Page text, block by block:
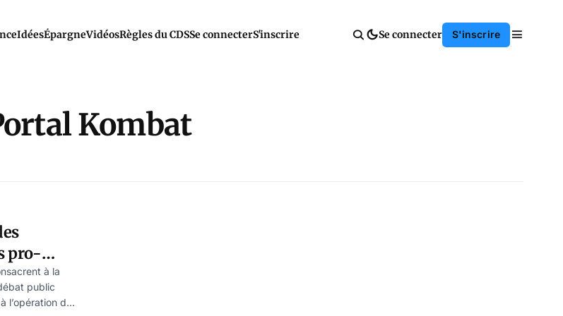
IdéesÉpargneVidéosRègles du CDSSe connecterS'inscrire Se connecter S'inscrire
Kombat
pro-
! à la
public
l’opération de